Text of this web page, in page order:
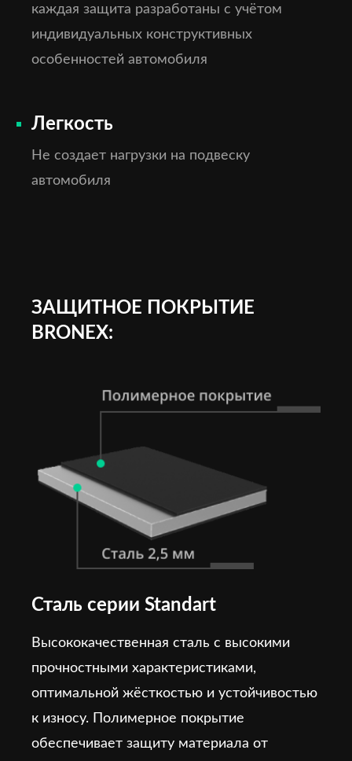
каждая защита разработаны с учётом
индивидуальных конструктивных
особенностей автомобиля
Легкость
Не создает нагрузки на подвеску
автомобиля
ЗАЩИТНОЕ ПОКРЫТИЕ
BRONEX:
Сталь серии Standart
Высококачественная сталь с высокими
прочностными характеристиками,
оптимальной жёсткостью и устойчивостью
к износу. Полимерное покрытие
обеспечивает защиту материала от